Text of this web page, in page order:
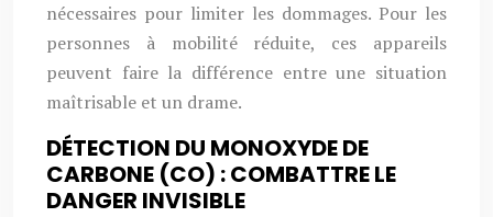
nécessaires pour limiter les dommages. Pour les
personnes à mobilité réduite, ces appareils
peuvent faire la différence entre une situation
maîtrisable et un drame.
DÉTECTION DU MONOXYDE DE
CARBONE (CO) : COMBATTRE LE
DANGER INVISIBLE